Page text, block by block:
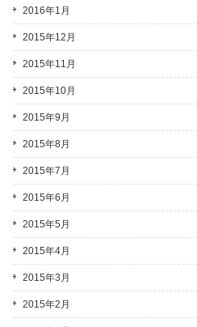
2016年1月
2015年12月
2015年11月
2015年10月
2015年9月
2015年8月
2015年7月
2015年6月
2015年5月
2015年4月
2015年3月
2015年2月